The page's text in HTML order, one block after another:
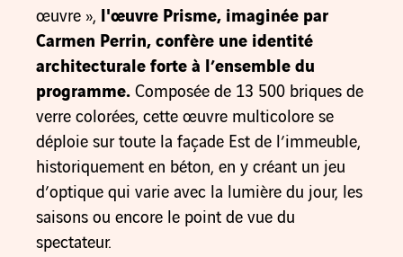
œuvre », l'œuvre Prisme, imaginée par
Carmen Perrin, confère une identité
architecturale forte à l’ensemble du
programme. Composée de 13 500 briques de
verre colorées, cette œuvre multicolore se
déploie sur toute la façade Est de l’immeuble,
historiquement en béton, en y créant un jeu
d’optique qui varie avec la lumière du jour, les
saisons ou encore le point de vue du
spectateur.